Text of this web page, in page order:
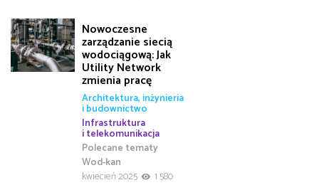
Nowoczesne
zarządzanie siecią
wodociągową: Jak
Utility Network
zmienia pracę
Architektura, inżynieria
i budownictwo
Infrastruktura
i telekomunikacja
Polecane tematy
Wod-kan
kwiecień 2025
1 580